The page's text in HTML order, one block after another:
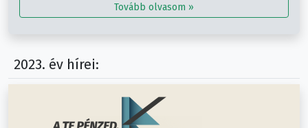
Tovább olvasom »
2023. év hírei: